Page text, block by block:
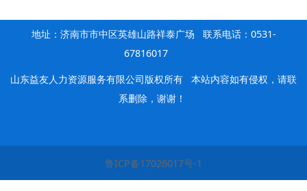
地址：济南市市中区英雄山路祥泰广场 联系电话：0531-
67816017
山东益友人力资源服务有限公司版权所有
本站内容如有侵权，请联
系删除，谢谢！
鲁ICP备17026017号-1